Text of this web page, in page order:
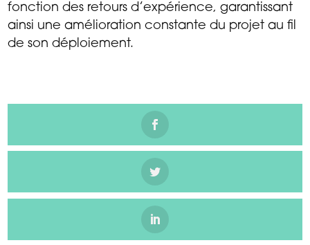
fonction des retours d’expérience, garantissant
ainsi une amélioration constante du projet au fil
de son déploiement.